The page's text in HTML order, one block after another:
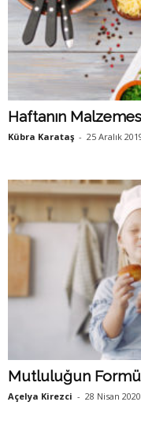
Haftanın
Kübra Karataş - 25 Aralık
Mutluluğun
Açelya Kirezci - 28 Nisan 2020